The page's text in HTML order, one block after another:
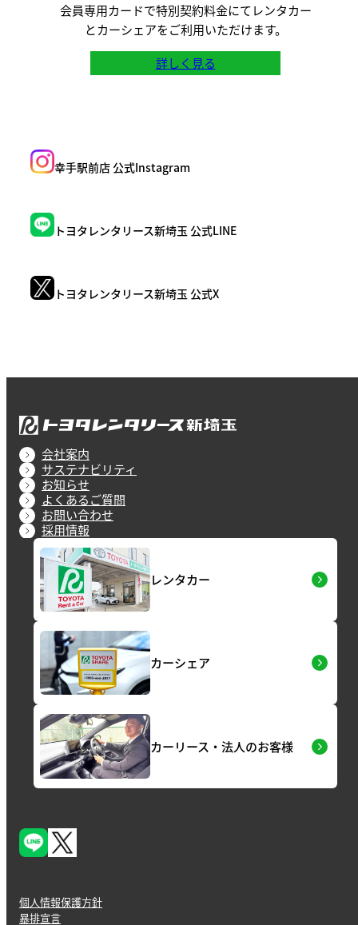
につきましては、ご利用店舗までお問い合
わせください。
会員専用カードで特別契約料金にてレンタカー
とカーシェアをご利用いただけます。
詳しく見る
幸手駅前店 公式Instagram
トヨタレンタリース新埼玉 公式LINE
トヨタレンタリース新埼玉 公式X
会社案内
サステナビリティ
お知らせ
よくあるご質問
お問い合わせ
採用情報
レンタカー
カーシェア
カーリース・法人のお客様
個人情報保護方針
暴排宣言